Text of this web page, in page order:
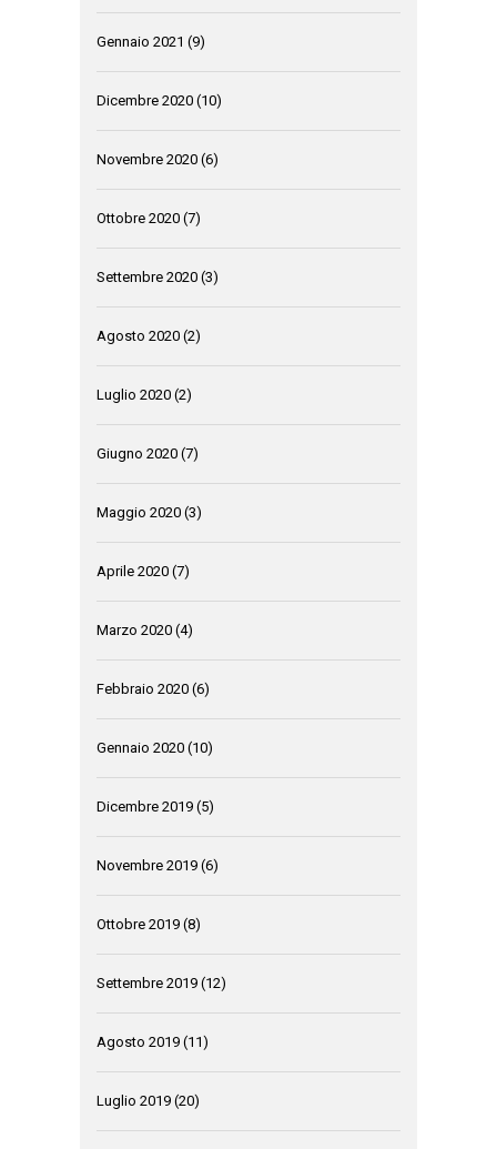
Gennaio 2021 (9)
Dicembre 2020 (10)
Novembre 2020 (6)
Ottobre 2020 (7)
Settembre 2020 (3)
Agosto 2020 (2)
Luglio 2020 (2)
Giugno 2020 (7)
Maggio 2020 (3)
Aprile 2020 (7)
Marzo 2020 (4)
Febbraio 2020 (6)
Gennaio 2020 (10)
Dicembre 2019 (5)
Novembre 2019 (6)
Ottobre 2019 (8)
Settembre 2019 (12)
Agosto 2019 (11)
Luglio 2019 (20)